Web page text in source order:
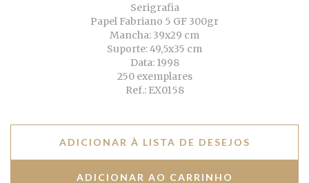
Serigrafia
Papel Fabriano 5 GF 300gr
Mancha: 39x29 cm
Suporte: 49,5x35 cm
Data: 1998
250 exemplares
Ref.: EX0158
ADICIONAR À LISTA DE DESEJOS